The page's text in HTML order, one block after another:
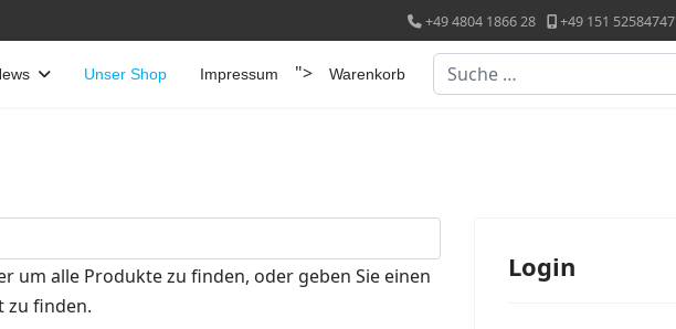
+49 4804 1866 28 +49 151 52584747
Unser Shop Impressum "> Warenkorb Suchen
um alle Produkte zu finden, oder geben Sie einen
zu finden.
Login